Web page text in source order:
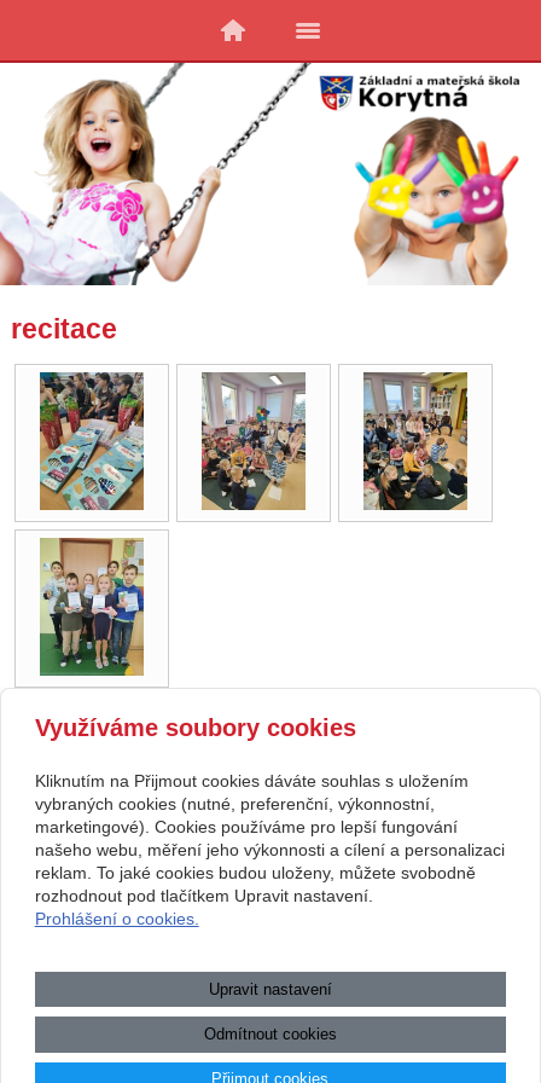
recitace
zpět
Copyright © 2026 Základní škola, Korytná, okres Uherské Hradiště, příspěvková
a
Mapa webu|Zobrazit klasickou verzi
Přístupnost webových stránek|GDPR|
informace
.:.
Využíváme soubory cookies
Kliknutím na Přijmout cookies dáváte souhlas s uložením
vybraných cookies (nutné, preferenční, výkonnostní,
marketingové). Cookies používáme pro lepší fungování
našeho webu, měření jeho výkonnosti a cílení a personalizaci
reklam. To jaké cookies budou uloženy, můžete svobodně
rozhodnout pod tlačítkem Upravit nastavení.
Prohlášení o cookies.
Upravit nastavení
Odmítnout cookies
Přijmout cookies